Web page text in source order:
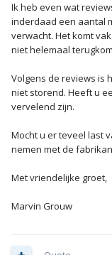
Ik heb even wat
inderdaad een aantal
verwacht. Het komt
niet helemaal
Volgens de reviews is
niet storend. Heeft u
vervelend zijn.
Mocht u er teveel last
nemen met de
Met vriendelijke groet,
Marvin Grouw